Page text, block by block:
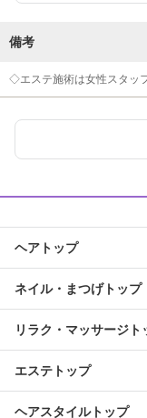
備考
◇エステ施術は女性スタッ
ヘアトップ
ネイル・まつげトップ
リラク・マッサージト
エステトップ
ヘアスタイルトップ